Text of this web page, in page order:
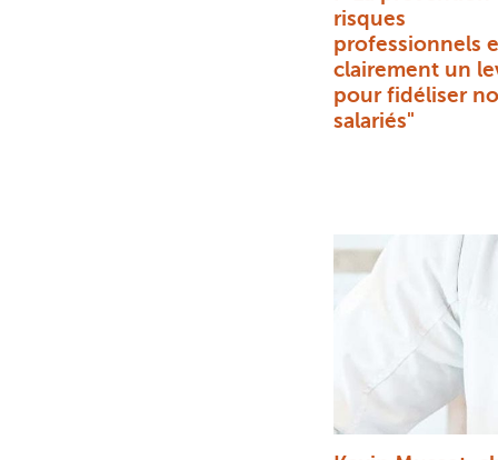
risques
professionnels
clairement un
pour fidéliser
salariés"